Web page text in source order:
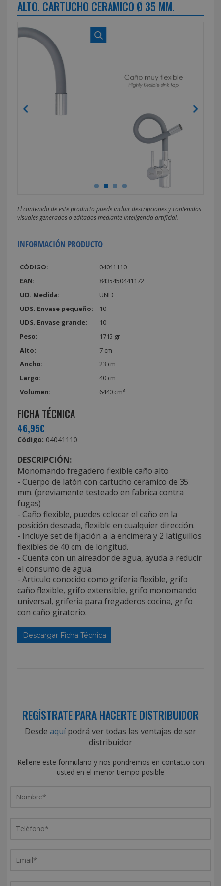
ALTO. CARTUCHO CERAMICO Ø 35 MM.
El contenido de este producto puede incluir descripciones y contenidos
visuales generados o editados mediante inteligencia artificial.
INFORMACIÓN PRODUCTO
CÓDIGO:
04041110
EAN:
8435450441172
UD. Medida:
UNID
UDS. Envase pequeño:
10
UDS. Envase grande:
10
Peso:
1715 gr
Alto:
7 cm
Ancho:
23 cm
Largo:
40 cm
Volumen:
6440 cm³
FICHA TÉCNICA
46,95€
Código: 04041110
DESCRIPCIÓN:
Monomando fregadero flexible caño alto
- Cuerpo de latón con cartucho ceramico de 35
mm. (previamente testeado en fabrica contra
fugas)
- Caño flexible, puedes colocar el caño en la
posición deseada, flexible en cualquier dirección.
- Incluye set de fijación a la encimera y 2 latiguillos
flexibles de 40 cm. de longitud.
- Cuenta con un aireador de agua, ayuda a reducir
el consumo de agua.
- Articulo conocido como griferia flexible, grifo
caño flexible, grifo extensible, grifo monomando
universal, griferia para fregaderos cocina, grifo
con caño giratorio.
Descargar Ficha Técnica
REGÍSTRATE PARA HACERTE DISTRIBUIDOR
Desde aquípodrá ver todas las ventajas de ser
distribuidor
Rellene este formulario y nos pondremos en contacto con
usted en el menor tiempo posible